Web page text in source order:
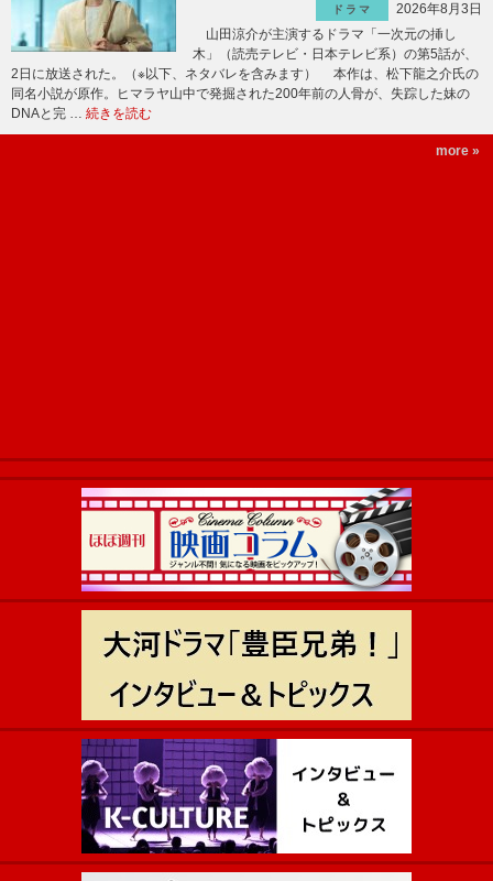
ドラマ
2026年8月3日
山田涼介が主演するドラマ「一次元の挿し
木」（読売テレビ・日本テレビ系）の第5話が、
2日に放送された。（※以下、ネタバレを含みます） 本作は、松下龍之介氏の
同名小説が原作。ヒマラヤ山中で発掘された200年前の人骨が、失踪した妹の
DNAと完 … 続きを読む
more »